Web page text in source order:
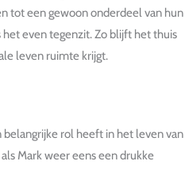
tot een gewoon onderdeel van hun
het even tegenzit. Zo blijft het thuis
leven ruimte krijgt.
rol heeft in het leven van
Mark weer eens een drukke